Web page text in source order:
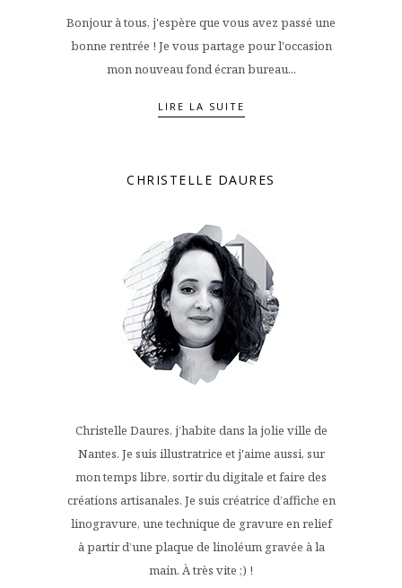
Bonjour à tous, j'espère que vous avez passé une
bonne rentrée ! Je vous partage pour l'occasion
mon nouveau fond écran bureau...
LIRE LA SUITE
CHRISTELLE DAURES
Christelle Daures, j’habite dans la jolie ville de
Nantes. Je suis illustratrice et j'aime aussi, sur
mon temps libre, sortir du digitale et faire des
créations artisanales. Je suis créatrice d’affiche en
linogravure, une technique de gravure en relief
à partir d’une plaque de linoléum gravée à la
main. À très vite ;) !